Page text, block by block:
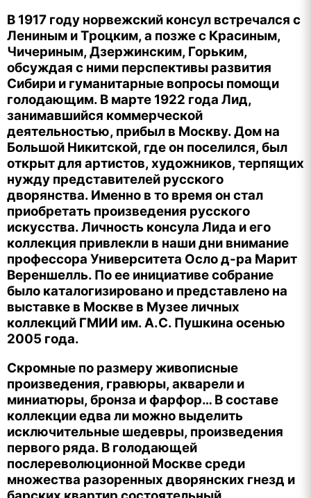
В 1917 году норвежский консул встречался с
Лениным и Троцким, а позже с Красиным,
Чичериным, Дзержинским, Горьким,
обсуждая с ними перспективы развития
Сибири и гуманитарные вопросы помощи
голодающим. В марте 1922 года Лид,
занимавшийся коммерческой
деятельностью, прибыл в Москву. Дом на
Большой Никитской, где он поселился, был
открыт для артистов, художников, терпящих
нужду представителей русского
дворянства. Именно в то время он стал
приобретать произведения русского
искусства. Личность консула Лида и его
коллекция привлекли в наши дни внимание
профессора Университета Осло д-ра Марит
Вереншелль. По ее инициативе собрание
было каталогизировано и представлено на
выставке в Москве в Музее личных
коллекций ГМИИ им. А.С. Пушкина осенью
2005 года.
Скромные по размеру живописные
произведения, гравюры, акварели и
миниатюры, бронза и фарфор… В составе
коллекции едва ли можно выделить
исключительные шедевры, произведения
первого ряда. В голодающей
послереволюционной Москве среди
множества разоренных дворянских гнезд и